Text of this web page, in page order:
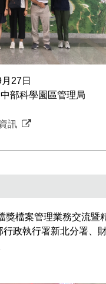
27日
部科學園區管理局
訊
獎檔案管理業務交流暨
政執行署新北分署、